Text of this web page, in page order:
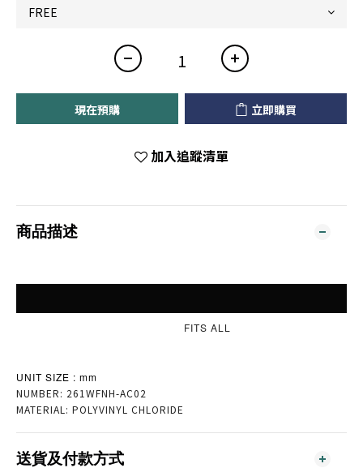
現在預購 立即購買
加入追蹤清單
商品描述
FITS ALL
UNIT SIZE : mm
NUMBER: 261WFNH-AC02
MATERIAL: POLYVINYL CHLORIDE
送貨及付款方式